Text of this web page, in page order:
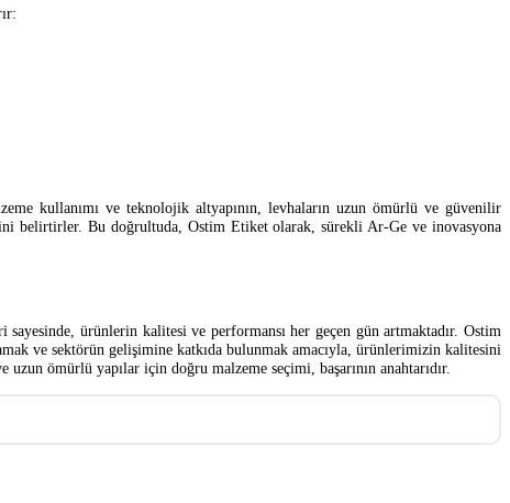
kullanımı ve teknolojik altyapının, levhaların uzun ömürlü ve güvenilir
belirtirler. Bu doğrultuda, Ostim Etiket olarak, sürekli Ar-Ge ve inovasyona
ürünlerin kalitesi ve performansı her geçen gün artmaktadır. Ostim
ve sektörün gelişimine katkıda bulunmak amacıyla, ürünlerimizin kalitesini
ömürlü yapılar için doğru malzeme seçimi, başarının anahtarıdır.